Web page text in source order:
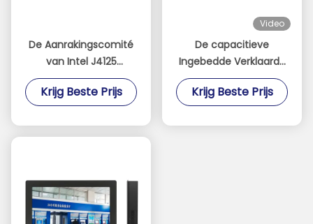
De Aanrakingscomité
van Intel J4125
Ingebedde PC met
1280*1024-Resolutie
Krijg Beste Prijs
Video
De capacitieve
Ingebedde Verklaarde
1920*1080 Resolutie
van Touch screenpc
Krijg Beste Prijs